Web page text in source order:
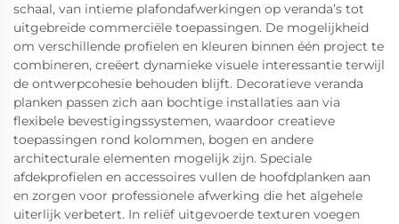
schaal, van intieme plafondafwerkingen op veranda’s tot
uitgebreide commerciële toepassingen. De mogelijkheid
om verschillende profielen en kleuren binnen één project te
combineren, creëert dynamieke visuele interessantie terwijl
de ontwerpcohesie behouden blijft. Decoratieve veranda
planken passen zich aan bochtige installaties aan via
flexibele bevestigingssystemen, waardoor creatieve
toepassingen rond kolommen, bogen en andere
architecturale elementen mogelijk zijn. Speciale
afdekprofielen en accessoires vullen de hoofdplanken aan
en zorgen voor professionele afwerking die het algehele
uiterlijk verbetert. In reliëf uitgevoerde texturen voegen